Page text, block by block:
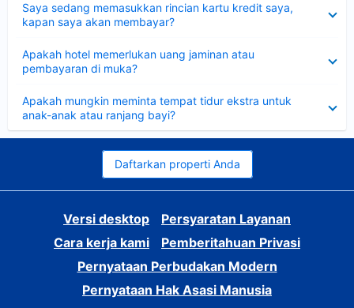
Saya sedang memasukkan rincian kartu kredit saya,
kapan saya akan membayar?
Apakah hotel memerlukan uang jaminan atau
pembayaran di muka?
Apakah mungkin meminta tempat tidur ekstra untuk
anak-anak atau ranjang bayi?
Daftarkan properti Anda
Versi desktop
Persyaratan Layanan
Cara kerja kami
Pemberitahuan Privasi
Pernyataan Perbudakan Modern
Pernyataan Hak Asasi Manusia